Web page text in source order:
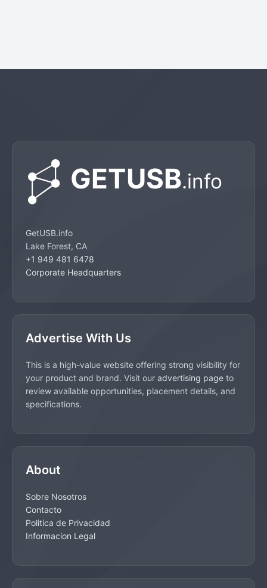
GetUSB.info
Lake Forest, CA
+1 949 481 6478
Corporate Headquarters
Advertise With Us
This is a high-value website offering strong visibility for
your product and brand. Visit our advertising page to
review available opportunities, placement details, and
specifications.
About
Sobre Nosotros
Contacto
Politica de Privacidad
Informacion Legal